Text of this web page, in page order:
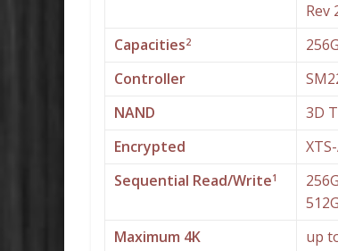
Rev
Capacities2
Controller
NAND
3D
Encrypted
Sequential Read/Write1
Maximum 4K
up